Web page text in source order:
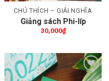
CHÚ THÍCH – GIẢI NGHĨA
Giảng sách Phi-líp
30,000₫